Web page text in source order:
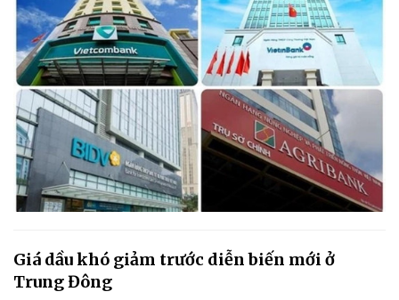
Giá dầu khó giảm trước diễn biến mới ở
Trung Đông